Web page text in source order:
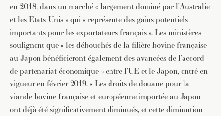
en 2018, dans un marché « largement dominé par l’Australie
et les Etats-Unis » qui « représente des gains potentiels
importants pour les exportateurs français ». Les ministères
soulignent que « les débouchés de la filière bovine française
au Japon bénéficieront également des avancées de l’accord
de partenariat économique » entre l’UE et le Japon, entré en
vigueur en février 2019. « Les droits de douane pour la
viande bovine française et européenne importée au Japon
ont déjà été significativement diminués, et cette diminution